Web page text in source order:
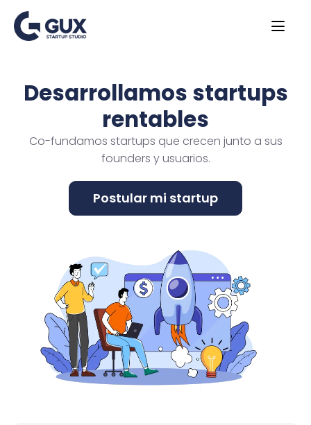
Desarrollamos startups
rentables
Co-fundamos startups que crecen junto a sus
founders y usuarios.